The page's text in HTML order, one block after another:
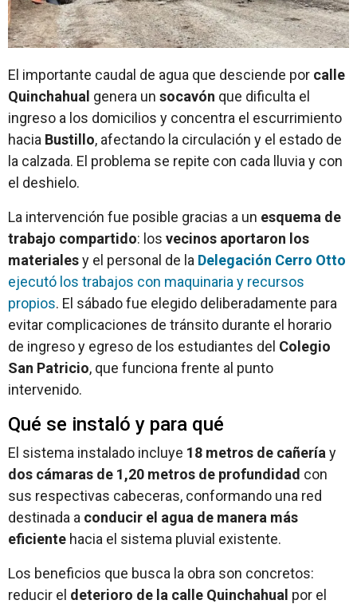
El importante caudal de agua que desciende por calle
Quinchahual genera un socavón que dificulta el
ingreso a los domicilios y concentra el escurrimiento
hacia Bustillo, afectando la circulación y el estado de
la calzada. El problema se repite con cada lluvia y con
el deshielo.
La intervención fue posible gracias a un esquema de
trabajo compartido: los vecinos aportaron los
materialesy el personal de la Delegación Cerro Otto
ejecutó los trabajos con maquinaria y recursos
propios. El sábado fue elegido deliberadamente para
evitar complicaciones de tránsito durante el horario
de ingreso y egreso de los estudiantes del Colegio
San Patricio, que funciona frente al punto
intervenido.
Qué se instaló y para qué
El sistema instalado incluye 18 metros de cañería y
dos cámaras de 1,20 metros de profundidad con
sus respectivas cabeceras, conformando una red
destinada a conducir el agua de manera más
eficiente hacia el sistema pluvial existente.
Los beneficios que busca la obra son concretos:
reducir el deterioro de la calle Quinchahual por el